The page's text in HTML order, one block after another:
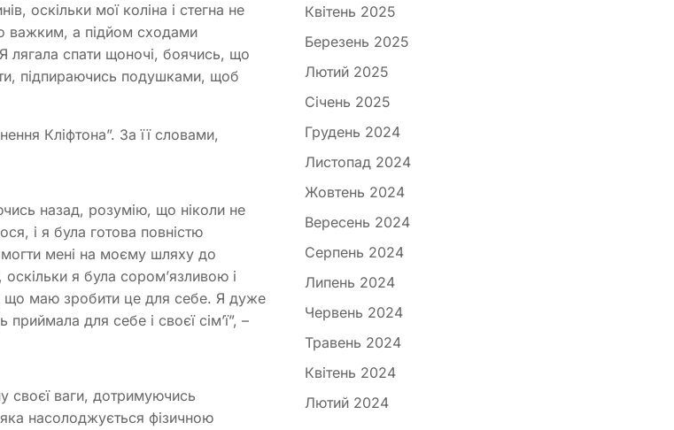
оскільки мої коліна і стегна не
важким, а підйом сходами
лягала спати щоночі, боячись, що
підпираючись подушками, щоб
Кліфтона”. За її словами,
назад, розумію, що ніколи не
і я була готова повністю
мені на моєму шляху до
я була сором’язливою і
що маю зробити це для себе. Я дуже
для себе і своєї сім’ї”, –
своєї ваги, дотримуючись
насолоджується фізичною
Квітень 2025
Березень 2025
Лютий 2025
Січень 2025
Грудень 2024
Листопад 2024
Жовтень 2024
Вересень 2024
Серпень 2024
Липень 2024
Червень 2024
Травень 2024
Квітень 2024
Лютий 2024